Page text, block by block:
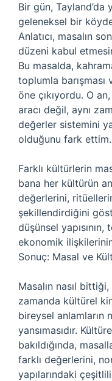
Bir gün, Tayland’da
geleneksel bir
Anlatıcı, masalın
düzeni kabul
Bu masalda,
toplumla
öne çıkıyordu. O
aracı değil, aynı
değerler sistemini
olduğunu fark ettim.
Farklı kültürlerin
bana her kültürün
değerlerini,
şekillendirdiğini
düşünsel
ekonomik
Sonuç: Masal ve
Masalın nasıl
zamanda kültürel
bireysel anlamların
yansımasıdır.
bakıldığında,
farklı değerlerini,
yapılarındaki